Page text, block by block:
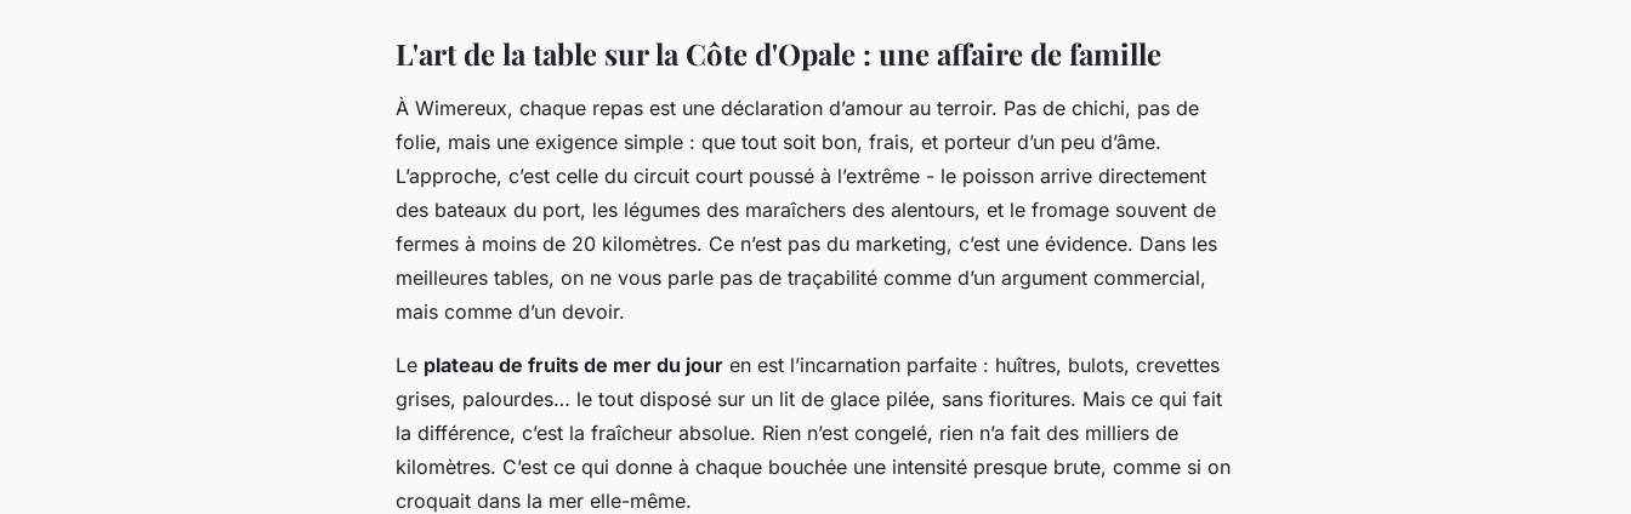
L'art de la table sur la Côte d'Opale : une affaire de famille
À Wimereux, chaque repas est une déclaration d’amour au terroir. Pas de chichi, pas de
folie, mais une exigence simple : que tout soit bon, frais, et porteur d’un peu d’âme.
L’approche, c’est celle du circuit court poussé à l’extrême - le poisson arrive directement
des bateaux du port, les légumes des maraîchers des alentours, et le fromage souvent de
fermes à moins de 20 kilomètres. Ce n’est pas du marketing, c’est une évidence. Dans les
meilleures tables, on ne vous parle pas de traçabilité comme d’un argument commercial,
mais comme d’un devoir.
Le plateau de fruits de mer du jour en est l’incarnation parfaite : huîtres, bulots, crevettes
grises, palourdes… le tout disposé sur un lit de glace pilée, sans fioritures. Mais ce qui fait
la différence, c’est la fraîcheur absolue. Rien n’est congelé, rien n’a fait des milliers de
kilomètres. C’est ce qui donne à chaque bouchée une intensité presque brute, comme si on
croquait dans la mer elle-même.